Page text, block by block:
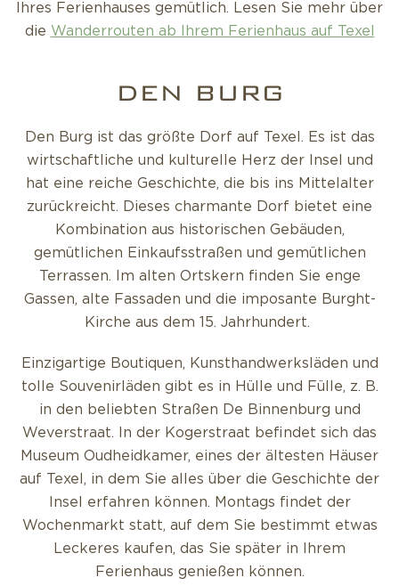
Ihres Ferienhauses gemütlich. Lesen Sie mehr über
die Wanderrouten ab Ihrem Ferienhaus auf Texel
DEN BURG
Den Burg ist das größte Dorf auf Texel. Es ist das
wirtschaftliche und kulturelle Herz der Insel und
hat eine reiche Geschichte, die bis ins Mittelalter
zurückreicht. Dieses charmante Dorf bietet eine
Kombination aus historischen Gebäuden,
gemütlichen Einkaufsstraßen und gemütlichen
Terrassen. Im alten Ortskern finden Sie enge
Gassen, alte Fassaden und die imposante Burght-
Kirche aus dem 15. Jahrhundert.
Einzigartige Boutiquen, Kunsthandwerksläden und
tolle Souvenirläden gibt es in Hülle und Fülle, z. B.
in den beliebten Straßen De Binnenburg und
Weverstraat. In der Kogerstraat befindet sich das
Museum Oudheidkamer, eines der ältesten Häuser
auf Texel, in dem Sie alles über die Geschichte der
Insel erfahren können. Montags findet der
Wochenmarkt statt, auf dem Sie bestimmt etwas
Leckeres kaufen, das Sie später in Ihrem
Ferienhaus genießen können.